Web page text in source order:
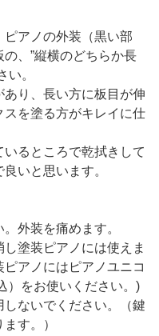
アノの外装（黒い部
、”縦横のどちらか長
い。
り、長い方に板目が伸
を塗る方がキレイに仕
るところで乾拭きして
いと思います。
外装を痛めます。
塗装ピアノには使えま
アノにはピアノユニコ
）をお使いください。)
しないでください。（鍵
す。）